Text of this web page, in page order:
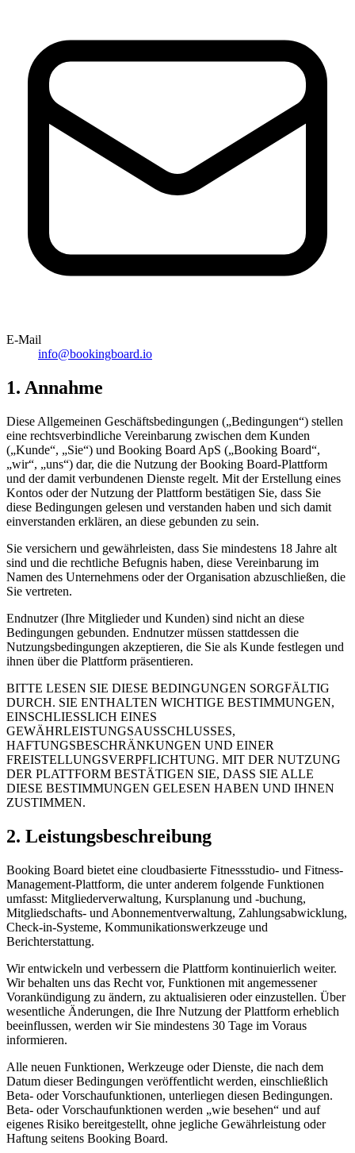
E-Mail
info@bookingboard.io
1. Annahme
Diese Allgemeinen Geschäftsbedingungen („Bedingungen“) stellen
eine rechtsverbindliche Vereinbarung zwischen dem Kunden
(„Kunde“, „Sie“) und Booking Board ApS („Booking Board“,
„wir“, „uns“) dar, die die Nutzung der Booking Board-Plattform
und der damit verbundenen Dienste regelt. Mit der Erstellung eines
Kontos oder der Nutzung der Plattform bestätigen Sie, dass Sie
diese Bedingungen gelesen und verstanden haben und sich damit
einverstanden erklären, an diese gebunden zu sein.
Sie versichern und gewährleisten, dass Sie mindestens 18 Jahre alt
sind und die rechtliche Befugnis haben, diese Vereinbarung im
Namen des Unternehmens oder der Organisation abzuschließen, die
Sie vertreten.
Endnutzer (Ihre Mitglieder und Kunden) sind nicht an diese
Bedingungen gebunden. Endnutzer müssen stattdessen die
Nutzungsbedingungen akzeptieren, die Sie als Kunde festlegen und
ihnen über die Plattform präsentieren.
BITTE LESEN SIE DIESE BEDINGUNGEN SORGFÄLTIG
DURCH. SIE ENTHALTEN WICHTIGE BESTIMMUNGEN,
EINSCHLIESSLICH EINES
GEWÄHRLEISTUNGSAUSSCHLUSSES,
HAFTUNGSBESCHRÄNKUNGEN UND EINER
FREISTELLUNGSVERPFLICHTUNG. MIT DER NUTZUNG
DER PLATTFORM BESTÄTIGEN SIE, DASS SIE ALLE
DIESE BESTIMMUNGEN GELESEN HABEN UND IHNEN
ZUSTIMMEN.
2. Leistungsbeschreibung
Booking Board bietet eine cloudbasierte Fitnessstudio- und Fitness-
Management-Plattform, die unter anderem folgende Funktionen
umfasst: Mitgliederverwaltung, Kursplanung und -buchung,
Mitgliedschafts- und Abonnementverwaltung, Zahlungsabwicklung,
Check-in-Systeme, Kommunikationswerkzeuge und
Berichterstattung.
Wir entwickeln und verbessern die Plattform kontinuierlich weiter.
Wir behalten uns das Recht vor, Funktionen mit angemessener
Vorankündigung zu ändern, zu aktualisieren oder einzustellen. Über
wesentliche Änderungen, die Ihre Nutzung der Plattform erheblich
beeinflussen, werden wir Sie mindestens 30 Tage im Voraus
informieren.
Alle neuen Funktionen, Werkzeuge oder Dienste, die nach dem
Datum dieser Bedingungen veröffentlicht werden, einschließlich
Beta- oder Vorschaufunktionen, unterliegen diesen Bedingungen.
Beta- oder Vorschaufunktionen werden „wie besehen“ und auf
eigenes Risiko bereitgestellt, ohne jegliche Gewährleistung oder
Haftung seitens Booking Board.